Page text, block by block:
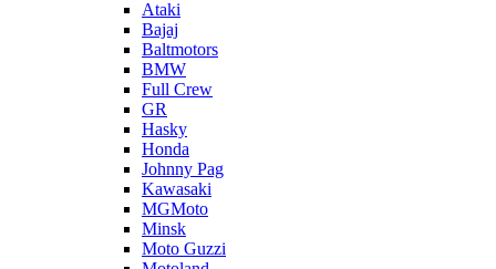
Ataki
Bajaj
Baltmotors
BMW
Full Crew
GR
Hasky
Honda
Johnny Pag
Kawasaki
MGMoto
Minsk
Moto Guzzi